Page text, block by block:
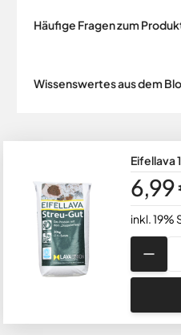
Häufige Fragen zum
Wissenswertes aus dem
Eifellava
6,99
inkl. 19%